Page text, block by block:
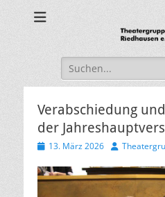
Suche
nach:
Verabschiedung
der
Veröffentlicht
13. März 2026 Autor